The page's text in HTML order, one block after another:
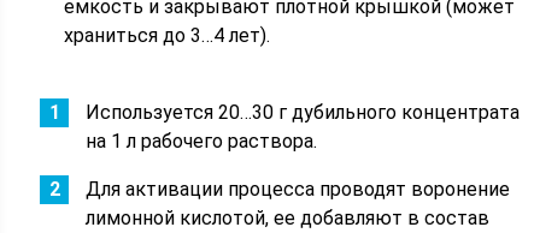
емкость и закрывают плотной крышкой (может
храниться до 3…4 лет).
Используется 20…30 г дубильного концентрата
на 1 л рабочего раствора.
Для активации процесса проводят воронение
лимонной кислотой, ее добавляют в состав